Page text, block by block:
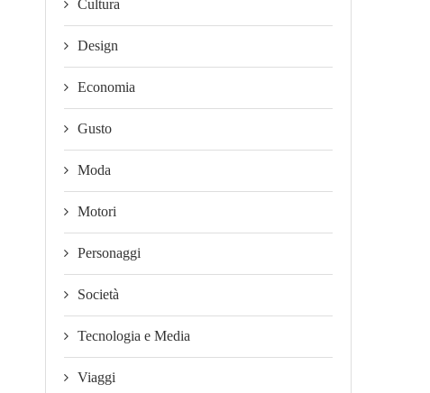
Cultura
Design
Economia
Gusto
Moda
Motori
Personaggi
Società
Tecnologia e Media
Viaggi